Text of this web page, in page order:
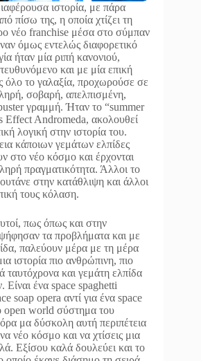
ιστορία, με πάρα
πίσω της, η οποία χτίζει τη
νέο franchise μέσα στο σύμπαν
όμως εντελώς διαφορετικό
ήταν μία ριπή κανονιού,
και με μία επική
όλο το γαλαξία, προχωρούσε σε
σοβαρή, απελπισμένη,
γραμμή. Ήταν το “summer
Effect Andromeda, ακολουθεί
λογική στην ιστορία του.
κάποιων γεμάτων ελπίδες
στο νέο κόσμο και έρχονται
πραγματικότητα. Άλλοι το
στην κατάθλιψη και άλλοι
τους κόλαση.
πως όπως και στην
τα προβλήματα και με
παλεύουν μέρα με τη μέρα
ιστορία πιο ανθρώπινη, πιο
και γεμάτη ελπίδα
Είναι ένα space spaghetti
soap opera αντί για ένα space
open world σύστημα του
μα δύσκολη αυτή περιπέτεια
νέο κόσμο και να χτίσεις μια
Εξίσου καλά δουλεύει και το